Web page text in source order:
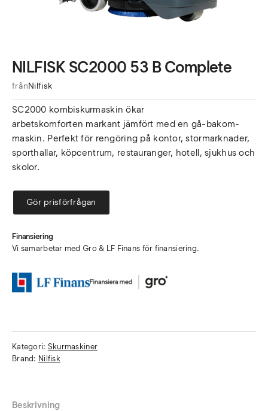
NILFISK SC2000 53 B Complete
frånNilfisk
SC2000 kombiskurmaskin ökar
arbetskomforten markant jämfört med en gå-bakom-
maskin. Perfekt för rengöring på kontor, stormarknader,
sporthallar, köpcentrum, restauranger, hotell, sjukhus och
skolor.
Gör prisförfrågan
Finansiering
Vi samarbetar med Gro & LF Finans för finansiering.
Kategori: Skurmaskiner
Brand: Nilfisk
Beskrivning